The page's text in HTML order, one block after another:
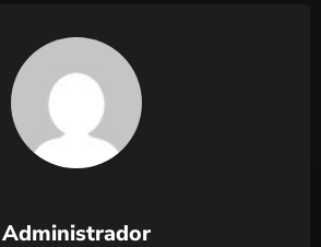
Administrador